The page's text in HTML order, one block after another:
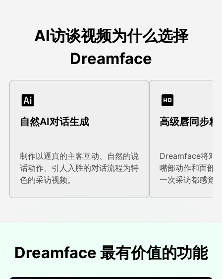
AI访谈视频为什么选择
Dreamface
自然AI对话生成
制作以逼真的主客互动、自然的说
话动作、引人入胜的对话流程为特
色的采访视频。
高级唇同步精
Dreamface将对
嘴部动作和面部
一次采访都感觉
Dreamface 最有价值的功能